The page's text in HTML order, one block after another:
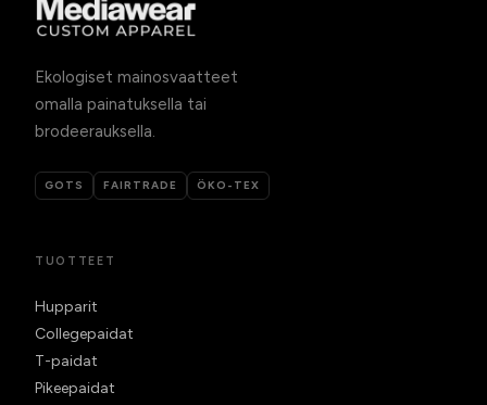
Ekologiset mainosvaatteet
omalla painatuksella tai
brodeerauksella.
GOTS FAIRTRADE ÖKO-TEX
TUOTTEET
Hupparit
Collegepaidat
T-paidat
Pikeepaidat